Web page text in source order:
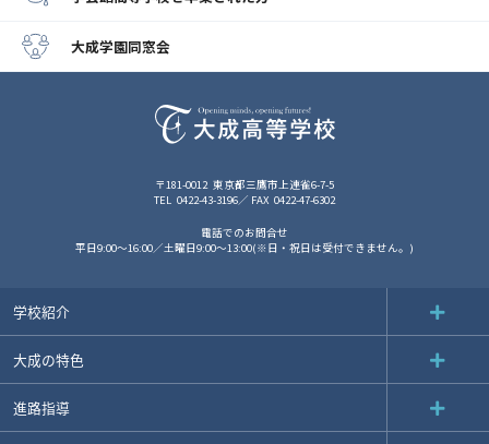
大成学園同窓会
〒181-0012 東京都三鷹市上連雀6-7-5
TEL 0422-43-3196 FAX 0422-47-6302
電話でのお問合せ
平日9:00～16:00／土曜日9:00～13:00(※日・祝日は受付できません。)
学校紹介
大成の特色
進路指導